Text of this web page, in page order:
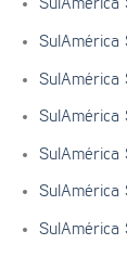
SulAmérica
SulAmérica
SulAmérica
SulAmérica
SulAmérica
SulAmérica
SulAmérica